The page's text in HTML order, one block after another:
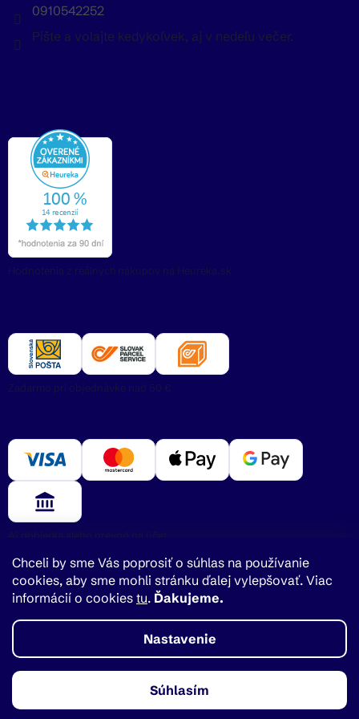
Chceli by sme Vás poprosiť o súhlas na používanie
cookies, aby sme mohli stránku ďalej vylepšovať. Viac
informácií o cookies tu. Ďakujeme.
Nastavenie
Súhlasím
0910542252
Píšte a volajte kedykoľvek, aj v nedeľu večer.
Hodnotenia z reálnych nákupov na Heureka.sk
Zadarmo pri objednávke nad 50 €
Aj dobierka alebo prevod na účet
Vytvoril Shoptet
Copyright 2026Mlieko.sk. Všetky práva vyhradené.
Upraviť nastavenie cookies